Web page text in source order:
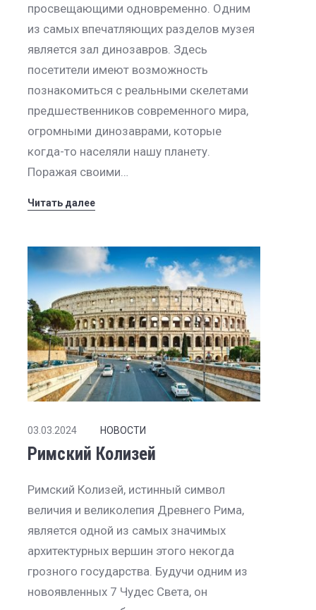
просвещающими одновременно. Одним
из самых впечатляющих разделов музея
является зал динозавров. Здесь
посетители имеют возможность
познакомиться с реальными скелетами
предшественников современного мира,
огромными динозаврами, которые
когда-то населяли нашу планету.
Поражая своими…
Читать далее
03.03.2024 НОВОСТИ
Римский Колизей
Римский Колизей, истинный символ
величия и великолепия Древнего Рима,
является одной из самых значимых
архитектурных вершин этого некогда
грозного государства. Будучи одним из
новоявленных 7 Чудес Света, он